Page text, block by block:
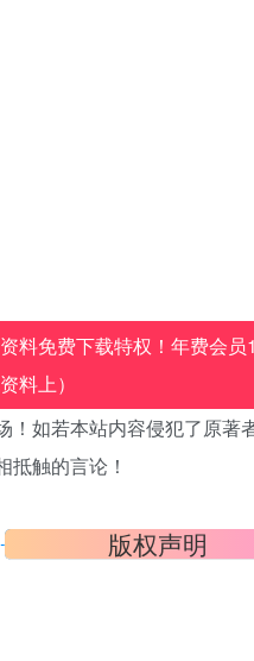
料免费下载特权！年费会
料上）
如若本站内容侵犯了原
触的言论！
版权声明